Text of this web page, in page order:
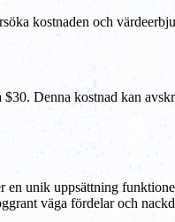
kostnaden och
Denna kostnad kan
unik uppsättning
väga fördelar och